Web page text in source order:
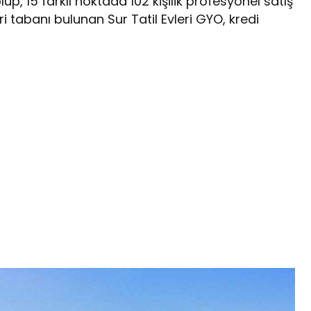
bulunan Sur Tatil Evleri GYO, kredi